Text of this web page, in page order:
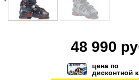
48 990
цена по
дисконтной